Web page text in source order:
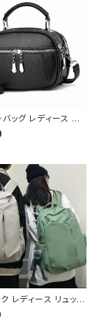
バッグ レディース 斜
め 2way バッグ 合
バッグ おしゃれ 可
レディース リュック
夏 秋 冬 黒 バッグ
ックサック かばん ロ